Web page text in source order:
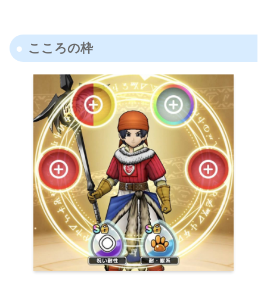
こころの枠